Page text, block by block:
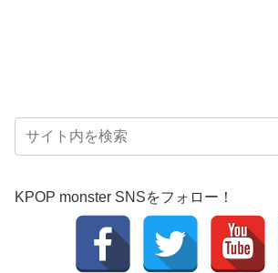
KPOP monster SNSをフォロー！